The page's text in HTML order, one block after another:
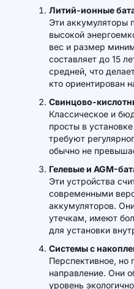
Литий-ионные
Эти аккумуляторы
высокой
вес и размер
составляет до 15
средней, что
кто ориентирован
Свинцово-
Классическое и
просты в
требуют
обычно не
Гелевые и AGM-
Эти устройства
современными
аккумуляторов.
утечкам, имеют
для установки
Системы с
Перспективное, но
направление. Они
уровень